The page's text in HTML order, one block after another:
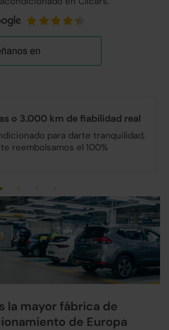
o 3.000 km defiabilidad real
para darte tranquilidad,
reembolsamos el 100%
la mayor fábrica de
de Europa